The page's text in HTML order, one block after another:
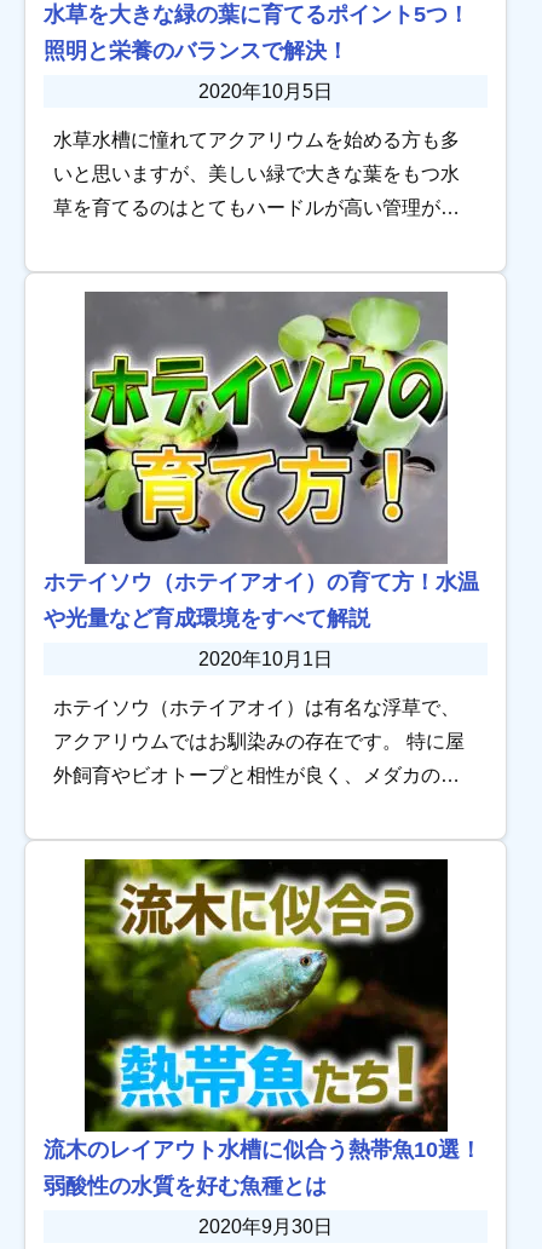
水草を大きな緑の葉に育てるポイント5つ！
照明と栄養のバランスで解決！
2020年10月5日
水草水槽に憧れてアクアリウムを始める方も多
いと思いますが、美しい緑で大きな葉をもつ水
草を育てるのはとてもハードルが高い管理が必
す！今回は水草を美しく育成するためのポイン
ホテイソウ（ホテイアオイ）の育て方！水温
や光量など育成環境をすべて解説
2020年10月1日
ホテイソウ（ホテイアオイ）は有名な浮草で、
アクアリウムではお馴染みの存在です。 特に屋
外飼育やビオトープと相性が良く、メダカの産
ん。 育成しやすいことで知られていますが、
「枯れてし […]
流木のレイアウト水槽に似合う熱帯魚10選！
弱酸性の水質を好む魚種とは
2020年9月30日